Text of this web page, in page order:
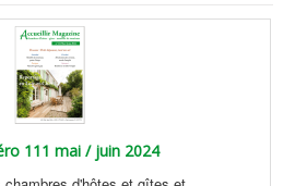
111 mai / juin 2024